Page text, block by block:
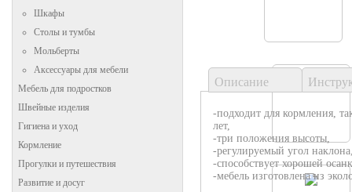
Шкафы
Столы и тумбы
Мольберты
Аксессуары для мебели
Мебель для подростков
Швейные изделия
Гигиена и уход
Кормление
Прогулки и путешествия
Развитие и досуг
Описание
-подходит для кормления,
лет,
-три положения высоты,
-регулируемый угол
-способствует хорошей
-мебель изготовлена из